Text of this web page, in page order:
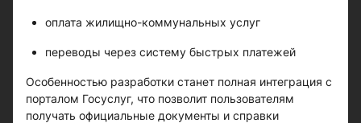
оплата жилищно-коммунальных услуг
переводы через систему быстрых платежей
Особенностью разработки станет полная интеграция с
порталом Госуслуг, что позволит пользователям
получать официальные документы и справки